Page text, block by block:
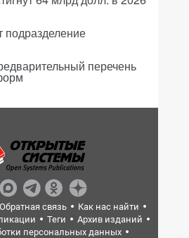
подразделение
перечень
Обратная связь
Как нас найти
Теги
Архив изданий
персональных данных